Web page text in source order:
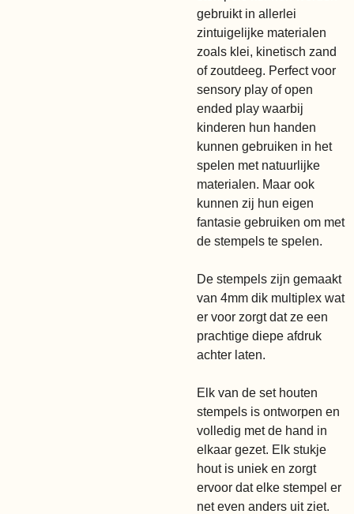
gebruikt in allerlei
zintuigelijke materialen
zoals klei, kinetisch zand
of zoutdeeg. Perfect voor
sensory play of open
ended play waarbij
kinderen hun handen
kunnen gebruiken in het
spelen met natuurlijke
materialen. Maar ook
kunnen zij hun eigen
fantasie gebruiken om met
de stempels te spelen.
De stempels zijn gemaakt
van 4mm dik multiplex wat
er voor zorgt dat ze een
prachtige diepe afdruk
achter laten.
Elk van de set houten
stempels is ontworpen en
volledig met de hand in
elkaar gezet. Elk stukje
hout is uniek en zorgt
ervoor dat elke stempel er
net even anders uit ziet.